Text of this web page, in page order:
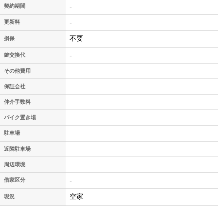
契約期間 -
更新料 -
損保 不要
鍵交換代 -
その他費用
保証会社
仲介手数料
バイク置き場
駐車場
近隣駐車場
周辺環境
借家区分 -
現況 空家